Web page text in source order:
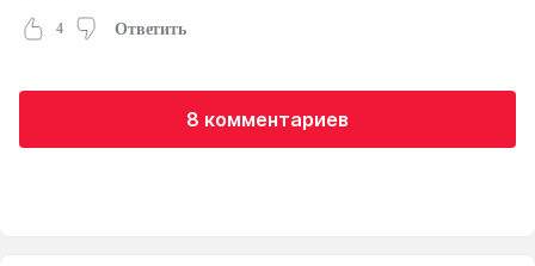
4 Ответить
8 комментариев